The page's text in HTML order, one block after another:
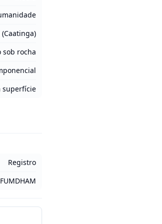
sob rocha
superfície
Registro